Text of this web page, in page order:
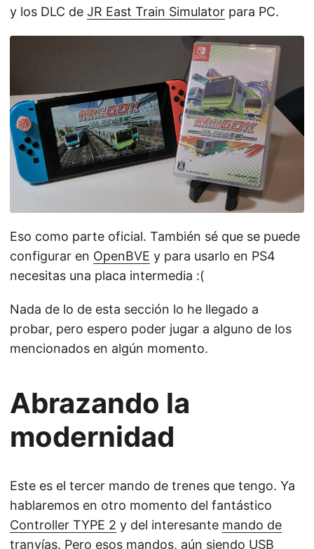
y los DLC de JR East Train Simulator para PC.
Eso como parte oficial. También sé que se puede
configurar en OpenBVE y para usarlo en PS4
necesitas una placa intermedia :(
Nada de lo de esta sección lo he llegado a
probar, pero espero poder jugar a alguno de los
mencionados en algún momento.
Abrazando la
modernidad
Este es el tercer mando de trenes que tengo. Ya
hablaremos en otro momento del fantástico
Controller TYPE 2 y del interesante mando de
tranvías. Pero esos mandos, aún siendo USB